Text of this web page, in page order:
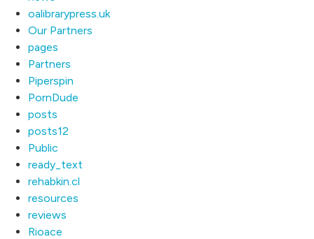
oalibrarypress.uk
Our Partners
pages
Partners
Piperspin
PornDude
posts
posts12
Public
ready_text
rehabkin.cl
resources
reviews
Rioace